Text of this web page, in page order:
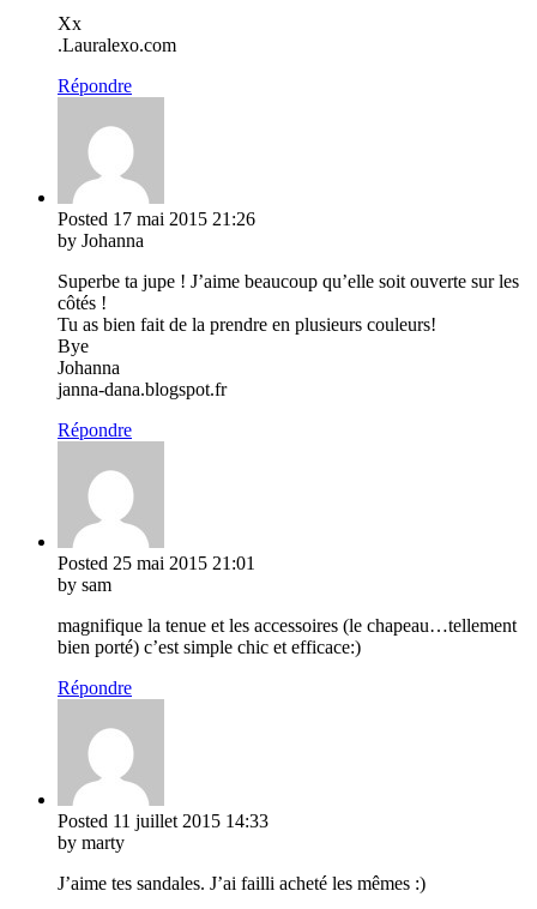
Xx
.Lauralexo.com
Répondre
Posted 17 mai 2015 21:26
by Johanna
Superbe ta jupe ! J’aime beaucoup qu’elle soit ouverte sur les
côtés !
Tu as bien fait de la prendre en plusieurs couleurs!
Bye
Johanna
janna-dana.blogspot.fr
Répondre
Posted 25 mai 2015 21:01
by sam
magnifique la tenue et les accessoires (le chapeau…tellement
bien porté) c’est simple chic et efficace:)
Répondre
Posted 11 juillet 2015 14:33
by marty
J’aime tes sandales. J’ai failli acheté les mêmes :)